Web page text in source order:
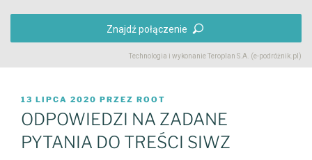
Technologia i wykonanieTeroplan S.A. (e-podróżnik.pl)
Znajdź połączenie
OPUBLIKOWANE
W
13 LIPCA 2020 PRZEZ ROOT
ODPOWIEDZI NA ZADANE
PYTANIA DO TREŚCI SIWZ